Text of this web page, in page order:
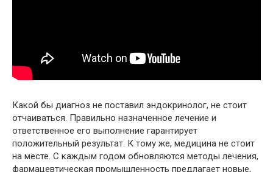
Какой бы диагноз не поставил эндокринолог, не стоит
отчаиваться. Правильно назначенное лечение и
ответственное его выполнение гарантирует
положительный результат. К тому же, медицина не стоит
на месте. С каждым годом обновляются методы лечения,
фармацевтическая промышленность предлагает новые,